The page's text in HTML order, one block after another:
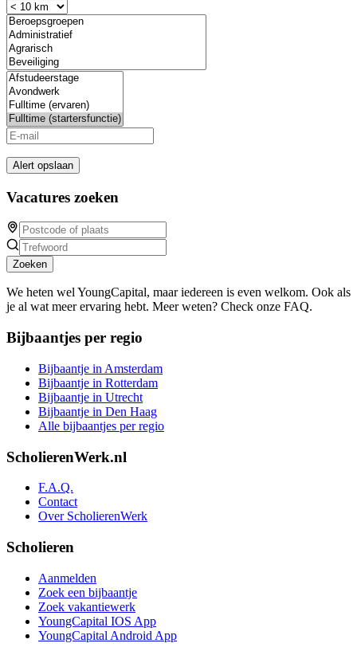
Alert opslaan
Vacatures zoeken
Zoeken
We heten wel YoungCapital, maar iedereen is even welkom. Ook als
je al wat meer ervaring hebt. Meer weten? Check onze FAQ.
Bijbaantjes per regio
Bijbaantje in Amsterdam
Bijbaantje in Rotterdam
Bijbaantje in Utrecht
Bijbaantje in Den Haag
Alle bijbaantjes per regio
ScholierenWerk.nl
F.A.Q.
Contact
Over ScholierenWerk
Scholieren
Aanmelden
Zoek een bijbaantje
Zoek vakantiewerk
YoungCapital IOS App
YoungCapital Android App